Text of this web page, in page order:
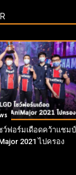
ว์ฟอร์มเดือดคว้าแชมป์
2021 ไปครอง